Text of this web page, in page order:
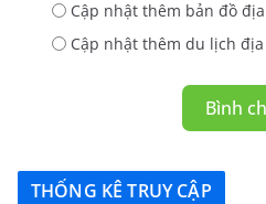
Cập nhật thêm bản đồ
Cập nhật thêm du lịch
Bình
THỐNG KÊ TRUY CẬP